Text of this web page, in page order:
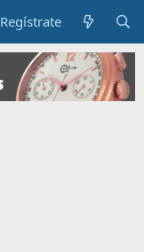
Regístrate